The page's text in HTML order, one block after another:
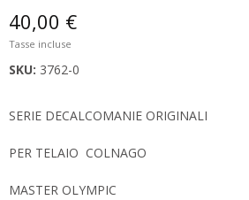
40,00 €
Tasse incluse
SKU: 3762-0
SERIE DECALCOMANIE ORIGINALI
PER TELAIO COLNAGO
MASTER OLYMPIC